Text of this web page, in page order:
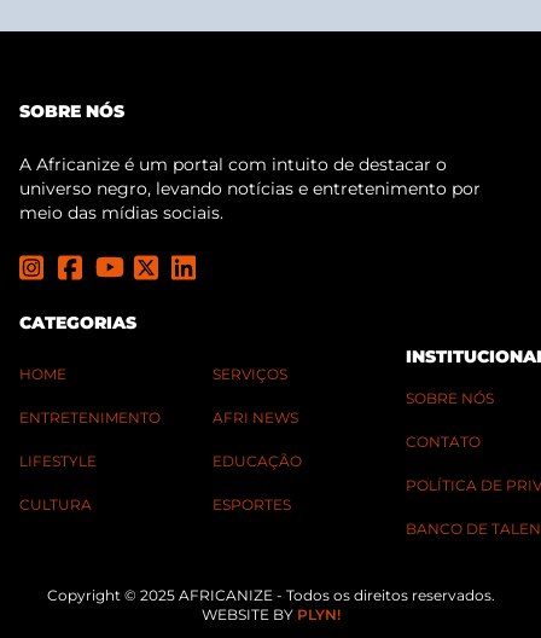
SOBRE NÓS
A Africanize é um portal com intuito de destacar o
universo negro, levando notícias e entretenimento por
meio das mídias sociais.
CATEGORIAS
HOME
ENTRETENIMENTO
LIFESTYLE
CULTURA
SERVIÇOS
AFRI NEWS
EDUCAÇÃO
ESPORTES
SOBRE NÓS
CONTATO
POLÍTICA DE
BANCO DE
Copyright © 2025 AFRICANIZE - Todos os direitos reservados.
WEBSITE BY PLYN!